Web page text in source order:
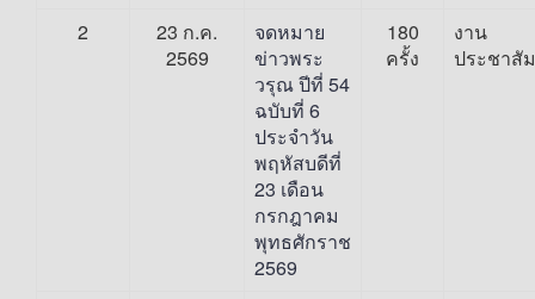
2
23 ก.ค.
2569
จดหมาย
ข่าวพระ
วรุณ ปีที่ 54
ฉบับที่ 6
ประจำวัน
พฤหัสบดีที่
23 เดือน
กรกฎาคม
พุทธศักราช
2569
180
ครั้ง
งาน
ประชาสั